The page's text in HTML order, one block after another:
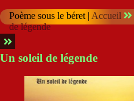
Poème sous le béret | Accueil
de légende
Un soleil de légende